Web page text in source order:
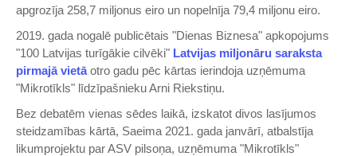
apgrozīja 258,7 miljonus eiro un nopelnīja 79,4 miljonu eiro.
2019. gada nogalē publicētais "Dienas Biznesa" apkopojums
"100 Latvijas turīgākie cilvēki" Latvijas miljonāru saraksta
pirmajā vietāotro gadu pēc kārtas ierindoja uzņēmuma
"Mikrotīkls" līdzīpašnieku Arni Riekstiņu.
Bez debatēm vienas sēdes laikā, izskatot divos lasījumos
steidzamības kārtā, Saeima 2021. gada janvārī, atbalstīja
likumprojektu par ASV pilsoņa, uzņēmuma "Mikrotīkls"